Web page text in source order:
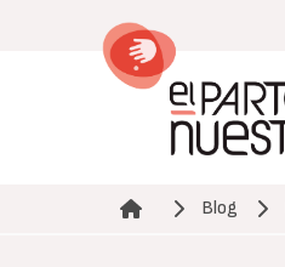
Ruta de navegación
Blog